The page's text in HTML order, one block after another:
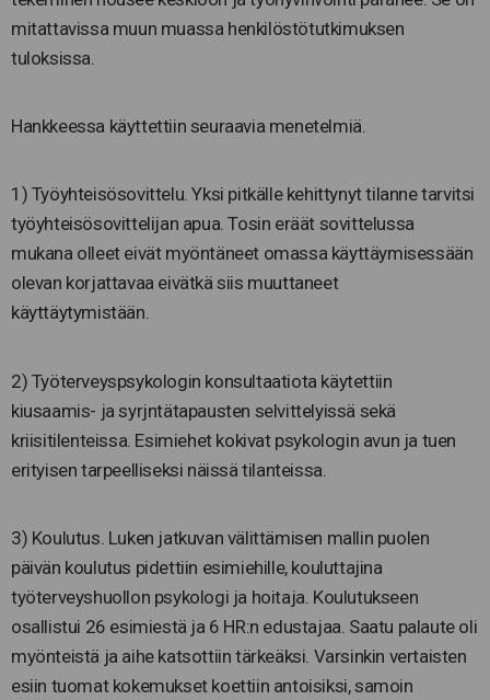
mitattavissa muun muassa henkilöstötutkimuksen
tuloksissa.
Hankkeessa käyttettiin seuraavia menetelmiä.
1) Työyhteisösovittelu. Yksi pitkälle kehittynyt tilanne tarvitsi
työyhteisösovittelijan apua. Tosin eräät sovittelussa
mukana olleet eivät myöntäneet omassa käyttäymisessään
olevan korjattavaa eivätkä siis muuttaneet
käyttäytymistään.
2) Työterveyspsykologin konsultaatiota käytettiin
kiusaamis- ja syrjntätapausten selvittelyissä sekä
kriisitilenteissa. Esimiehet kokivat psykologin avun ja tuen
erityisen tarpeelliseksi näissä tilanteissa.
3) Koulutus. Luken jatkuvan välittämisen mallin puolen
päivän koulutus pidettiin esimiehille, kouluttajina
työterveyshuollon psykologi ja hoitaja. Koulutukseen
osallistui 26 esimiestä ja 6 HR:n edustajaa. Saatu palaute oli
myönteistä ja aihe katsottiin tärkeäksi. Varsinkin vertaisten
esiin tuomat kokemukset koettiin antoisiksi, samoin